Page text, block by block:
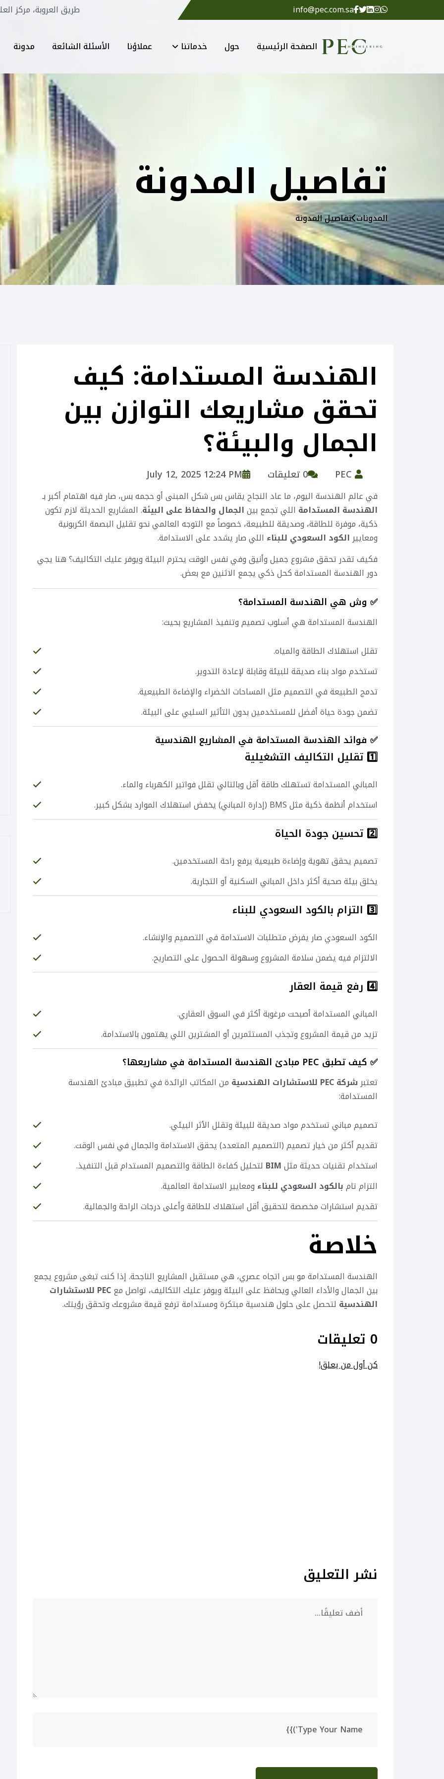
طريق العروبة، مركز info@pec.com.sa
الصفحة الرئيسية حول خدماتنا عملاؤنا الأسئلة الشائعة مدونة
تفاصيل المدونة
المدونات تفاصيل المدونة
الهندسة المستدامة: كيف
تحقق مشاريعك التوازن بين
الجمال والبيئة؟
0 تعليقات July 12, 2025 12:24 PM
في عالم الهندسة اليوم، ما عاد النجاح يقاس بس شكل المبنى أو حجمه بس، صار فيه اهتمام أكبر بـ
الهندسة المستدامة اللي تجمع بينالجمال والحفاظ على البيئة. المشاريع الحديثة لازم تكون
ذكية، موفرة للطاقة، وصديقة للطبيعة، خصوصاً مع التوجه العالمي نحو تقليل البصمة الكربونية
ومعاييرالكود السعودي للبناء اللي صار يشدد على الاستدامة.
فكيف تقدر تحقق مشروع جميل وأنيق وفي نفس الوقت يحترم البيئة ويوفر عليك التكاليف؟ هنا يجي
دور الهندسة المستدامة كحل ذكي يجمع الاثنين مع بعض.
✅ وش هي الهندسة المستدامة؟
الهندسة المستدامة هي أسلوب تصميم وتنفيذ المشاريع بحيث:
تقلل استهلاك الطاقة والمياه.
تستخدم مواد بناء صديقة للبيئة وقابلة لإعادة التدوير.
تدمج الطبيعة في التصميم مثل المساحات الخضراء والإضاءة الطبيعية.
تضمن جودة حياة أفضل للمستخدمين بدون التأثير السلبي على البيئة.
✅ فوائد الهندسة المستدامة في المشاريع الهندسية
1️⃣ تقليل التكاليف التشغيلية
المباني المستدامة تستهلك طاقة أقل وبالتالي تقلل فواتير الكهرباء والماء.
استخدام أنظمة ذكية مثل BMS (إدارة المباني) يخفض استهلاك الموارد بشكل كبير.
2️⃣ تحسين جودة الحياة
تصميم يحقق تهوية وإضاءة طبيعية يرفع راحة المستخدمين.
يخلق بيئة صحية أكثر داخل المباني السكنية أو التجارية.
3️⃣ التزام بالكود السعودي للبناء
الكود السعودي صار يفرض متطلبات الاستدامة في التصميم والإنشاء.
الالتزام فيه يضمن سلامة المشروع وسهولة الحصول على التصاريح.
4️⃣ رفع قيمة العقار
المباني المستدامة أصبحت مرغوبة أكثر في السوق العقاري.
تزيد من قيمة المشروع وتجذب المستثمرين أو المشترين اللي يهتمون بالاستدامة.
✅ كيف تطبق PEC مبادئ الهندسة المستدامة في مشاريعها؟
تعتبرشركة PEC للاستشارات الهندسية
من المكاتب الرائدة في تطبيق مبادئ الهندسة
المستدامة:
تصميم مباني تستخدم مواد صديقة للبيئة وتقلل الأثر البيئي.
تقديم أكثر من خيار تصميم (التصميم المتعدد) يحقق الاستدامة والجمال في نفس الوقت.
استخدام تقنيات حديثة مثلBIM لتحليل كفاءة الطاقة والتصميم المستدام قبل التنفيذ.
التزام تامبالكود السعودي للبناء ومعايير الاستدامة العالمية.
تقديم استشارات مخصصة لتحقيق أقل استهلاك للطاقة وأعلى درجات الراحة والجمالية.
خلاصة
الهندسة المستدامة مو بس اتجاه عصري، هي مستقبل المشاريع الناجحة. إذا كنت تبغى مشروع يجمع
بين الجمال والأداء العالي ويحافظ على البيئة ويوفر عليك التكاليف، تواصل مع
PEC للاستشارات
الهندسية لتحصل على حلول هندسية مبتكرة ومستدامة ترفع قيمة مشروعك وتحقق رؤيتك.
0 تعليقات
كن أول من يعلق!
نشر التعليق